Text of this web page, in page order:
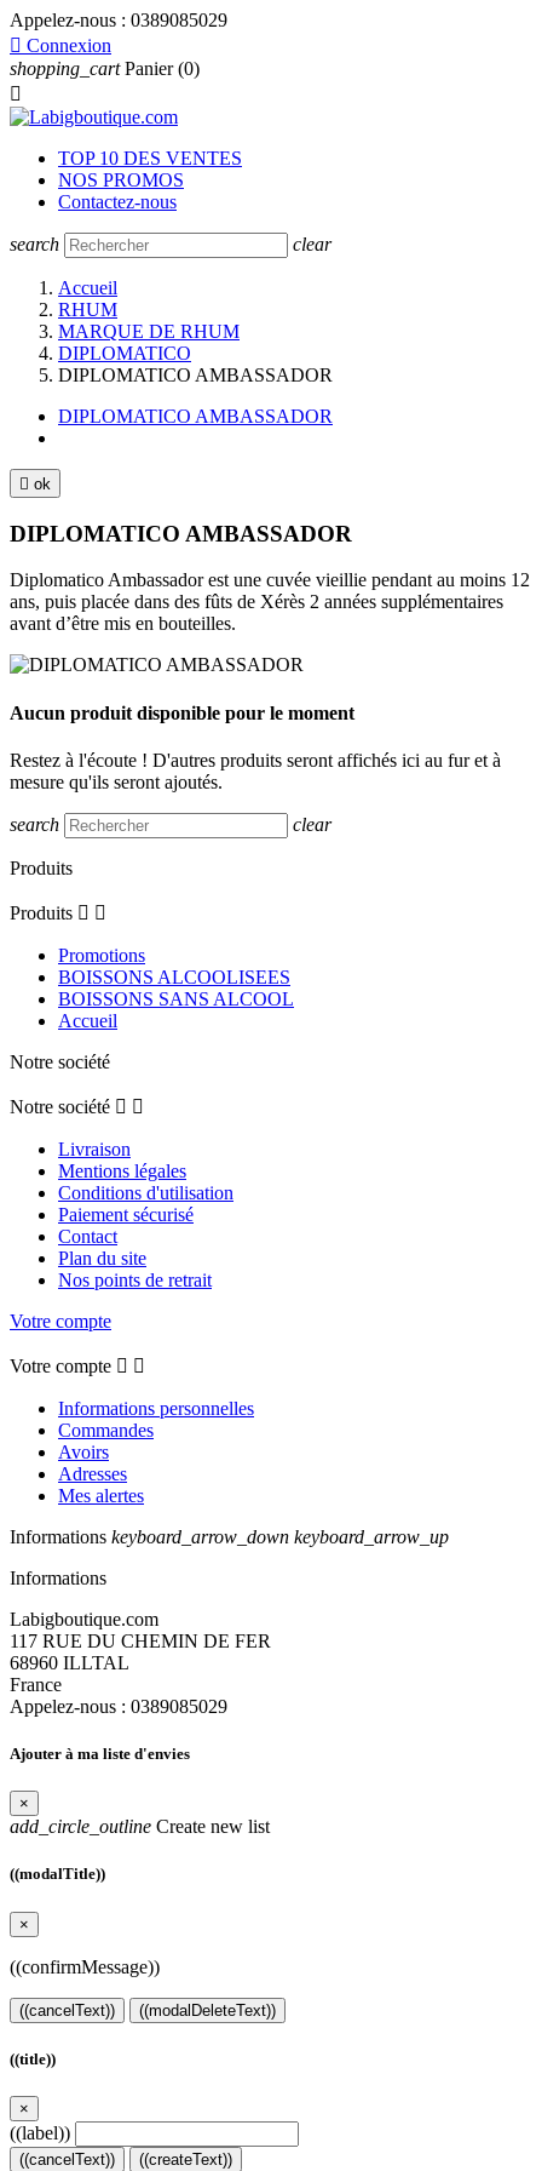
Appelez-nous : 0389085029
 Connexion
shopping_cart Panier (0)

TOP 10 DES VENTES
NOS PROMOS
Contactez-nous
search clear
Accueil
RHUM
MARQUE DE RHUM
DIPLOMATICO
DIPLOMATICO AMBASSADOR
DIPLOMATICO AMBASSADOR
 ok
DIPLOMATICO AMBASSADOR
Diplomatico Ambassador est une cuvée vieillie pendant au moins 12
ans, puis placée dans des fûts de Xérès 2 années supplémentaires
avant d’être mis en bouteilles.
Aucun produit disponible pour le moment
Restez à l'écoute ! D'autres produits seront affichés ici au fur et à
mesure qu'ils seront ajoutés.
search clear
Produits
Produits  
Promotions
BOISSONS ALCOOLISEES
BOISSONS SANS ALCOOL
Accueil
Notre société
Notre société  
Livraison
Mentions légales
Conditions d'utilisation
Paiement sécurisé
Contact
Plan du site
Nos points de retrait
Votre compte
Votre compte  
Informations personnelles
Commandes
Avoirs
Adresses
Mes alertes
Informations keyboard_arrow_down keyboard_arrow_up
Informations
Labigboutique.com
117 RUE DU CHEMIN DE FER
68960 ILLTAL
France
Appelez-nous : 0389085029
Ajouter à ma liste d'envies
×
add_circle_outline Create new list
((modalTitle))
×
((confirmMessage))
((cancelText)) ((modalDeleteText))
((title))
×
((label))
((cancelText)) ((createText))